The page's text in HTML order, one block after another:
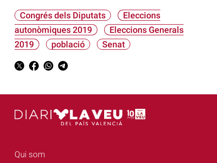
Congrés dels Diputats
Eleccions
autonòmiques 2019
Eleccions Generals
2019
població Senat
Qui som